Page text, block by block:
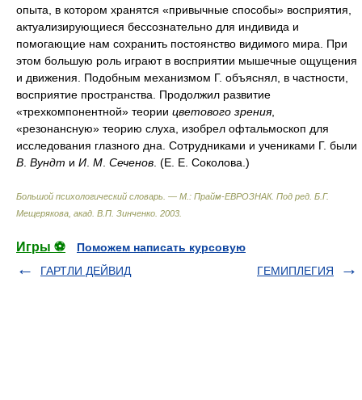
опыта, в котором хранятся «привычные способы» восприятия,
актуализирующиеся бессознательно для индивида и
помогающие нам сохранить постоянство видимого мира. При
этом большую роль играют в восприятии мышечные ощущения
и движения. Подобным механизмом Г. объяснял, в частности,
восприятие пространства. Продолжил развитие
«трехкомпонентной» теории цветового зрения,
«резонансную» теорию слуха, изобрел офтальмоскоп для
исследования глазного дна. Сотрудниками и учениками Г. были
В Вундт и И М Сеченов . (Е. Е. Соколова.)
Большой психологический словарь. — М.: Прайм-ЕВРОЗНАК. Под ред. Б.Г.
Мещерякова, акад. В.П. Зинченко 2003
Игры ⚽
Поможем написать курсовую
ГАРТЛИ ДЕЙВИД
ГЕМИПЛЕГИЯ